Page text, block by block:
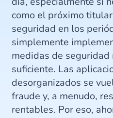
como el próximo
seguridad en los
simplemente
medidas de seguridad
suficiente. Las
desorganizados se
fraude y, a menudo,
rentables. Por eso,